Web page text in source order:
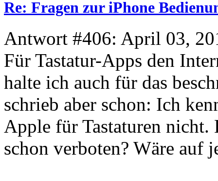
Re: Fragen zur iPhone
Antwort #406: April 03,
Für Tastatur-Apps den
halte ich auch für das
schrieb aber schon: Ich
Apple für Tastaturen
schon verboten? Wäre auf